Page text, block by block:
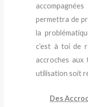
permettra de
la
c’est à toi de
accroches aux
utilisation soit
Des